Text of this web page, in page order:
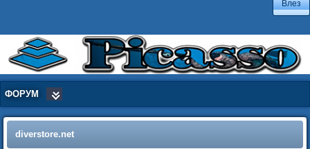
ФОРУМ
diverstore.net